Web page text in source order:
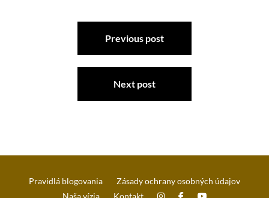
Previous post
Next post
Pravidlá blogovania
Zásady ochrany osobných údajov